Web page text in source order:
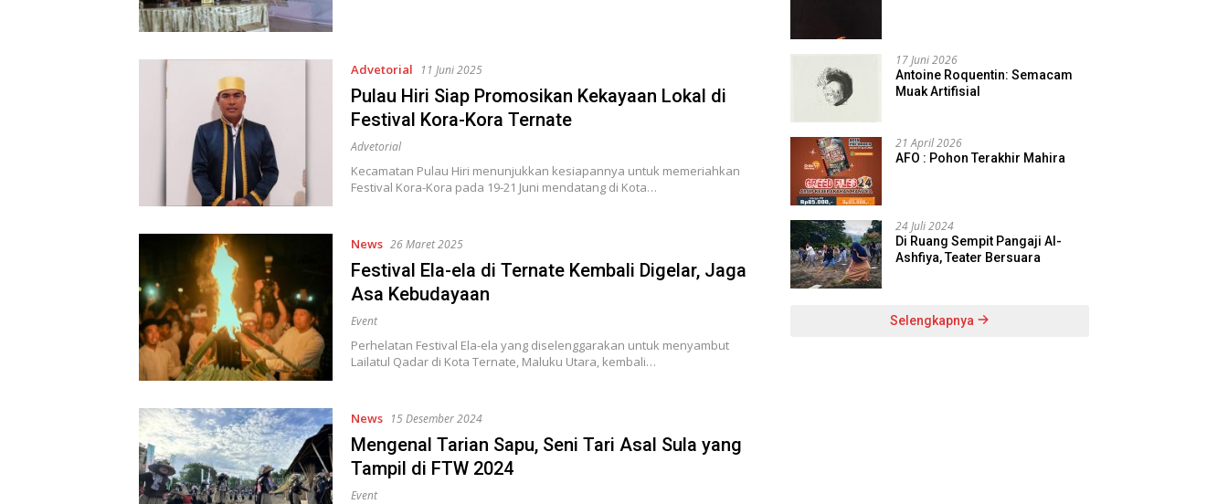
Advetorial 11 Juni 2025
Pulau Hiri Siap Promosikan Kekayaan Lokal di
Festival Kora-Kora Ternate
Advetorial
Kecamatan Pulau Hiri menunjukkan kesiapannya untuk memeriahkan
Festival Kora-Kora pada 19-21 Juni mendatang di Kota…
News 26 Maret 2025
Festival Ela-ela di Ternate Kembali Digelar, Jaga
Asa Kebudayaan
Event
Perhelatan Festival Ela-ela yang diselenggarakan untuk menyambut
Lailatul Qadar di Kota Ternate, Maluku Utara, kembali…
News 15 Desember 2024
Mengenal Tarian Sapu, Seni Tari Asal Sula yang
Tampil di FTW 2024
Event
17 Juni 2026
Antoine Roquentin: Semacam
Muak Artifisial
21 April 2026
AFO : Pohon Terakhir Mahira
24 Juli 2024
Di Ruang Sempit Pangaji Al-
Ashfiya, Teater Bersuara
Selengkapnya